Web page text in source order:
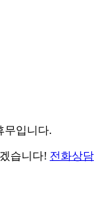
무입니다.
습니다! 전화상담